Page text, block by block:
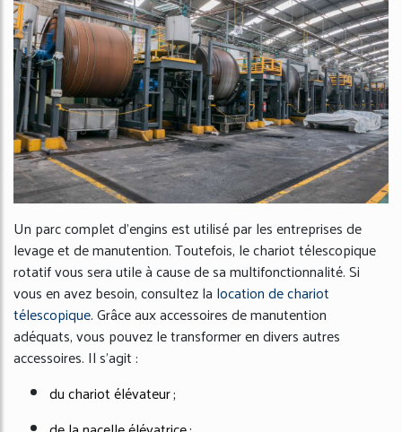
Un parc complet d’engins est utilisé par les entreprises de
levage et de manutention. Toutefois, le chariot télescopique
rotatif vous sera utile à cause de sa multifonctionnalité. Si
vous en avez besoin, consultez la location de chariot
télescopique. Grâce aux accessoires de manutention
adéquats, vous pouvez le transformer en divers autres
accessoires. Il s’agit :
du chariot élévateur ;